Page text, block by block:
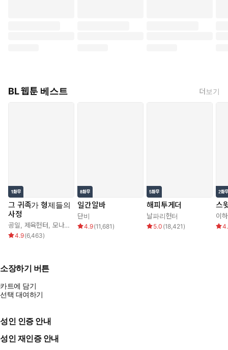
BL 웹툰 베스트 더보기
그 귀족가 형제들의
사정
공일, 제육헌터, 모나글로리아
4.9(6,463)
일간알바
단비
4.9(11,681 )
해피투게더
날파리헌터
5.0 (18,421 )
스
이
소장하기 버튼
카트에 담기
선택 대여하기
성인 인증 안내
성인 재인증 안내